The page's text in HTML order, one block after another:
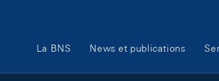
Main Navigation
La BNS News et publications